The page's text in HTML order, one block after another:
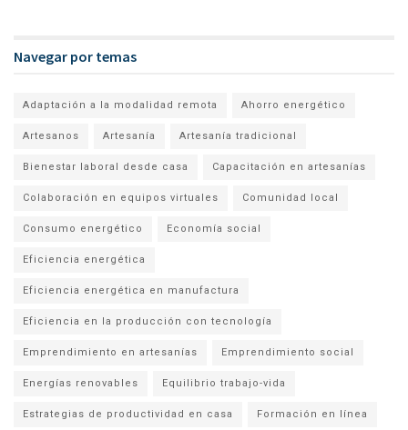
Navegar por temas
Adaptación a la modalidad remota Ahorro energético
Artesanos Artesanía Artesanía tradicional
Bienestar laboral desde casa Capacitación en artesanías
Colaboración en equipos virtuales Comunidad local
Consumo energético Economía social
Eficiencia energética
Eficiencia energética en manufactura
Eficiencia en la producción con tecnología
Emprendimiento en artesanías Emprendimiento social
Energías renovables Equilibrio trabajo-vida
Estrategias de productividad en casa Formación en línea